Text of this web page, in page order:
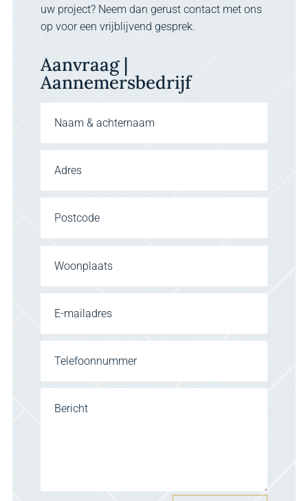
uw project? Neem dan gerust contact met ons
op voor een vrijblijvend gesprek.
Aanvraag |
Aannemersbedrijf